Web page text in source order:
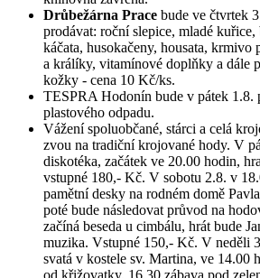
Drůbežárna Prace bude ve čtvrtek
prodávat: roční slepice, mladé
káčata, husokačeny, housata, krmivo
a králíky, vitamínové doplňky a dále
kožky - cena 10 Kč/ks.
TESPRA Hodonín bude v pátek 1.8.
plastového odpadu.
Vážení spoluobčané, stárci a celá
zvou na tradiční krojované hody. V
diskotéka, začátek ve 20.00 hodin,
vstupné 180,- Kč. V sobotu 2.8. v
pamětní desky na rodném domě
poté bude následovat průvod na
začíná beseda u cimbálu, hrát bude
muzika. Vstupné 150,- Kč. V neděli
svatá v kostele sv. Martina, ve 14.00
od křižovatky, 16.30 zábava pod